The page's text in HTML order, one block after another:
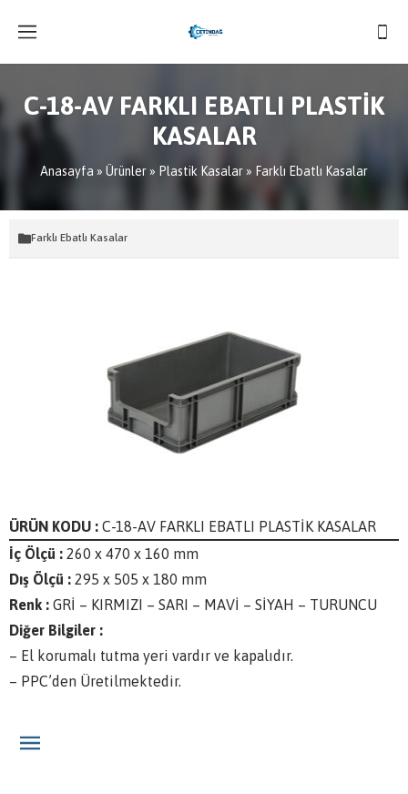
C-18-AV FARKLI EBATLI PLASTİK
KASALAR
Anasayfa » Ürünler » Plastik Kasalar » Farklı Ebatlı Kasalar
Farklı Ebatlı Kasalar
ÜRÜN KODU : C-18-AV FARKLI EBATLI PLASTİK KASALAR
İç Ölçü : 260 x 470 x 160 mm
Dış Ölçü : 295 x 505 x 180 mm
Renk : GRİ – KIRMIZI – SARI – MAVİ – SİYAH – TURUNCU
Diğer Bilgiler :
– El korumalı tutma yeri vardır ve kapalıdır.
– PPC’den Üretilmektedir.